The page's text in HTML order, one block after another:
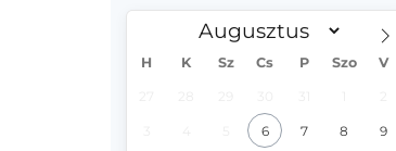
H K Sz Cs P Szo V
6 7 8 9